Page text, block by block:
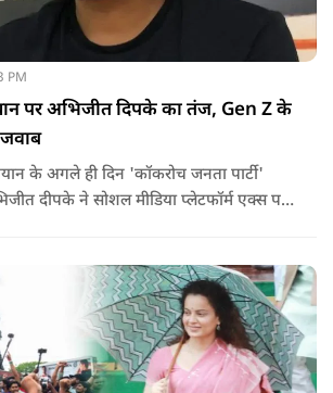
PM
पर अभिजीत दिपके का तंज, Gen Z के
दीपके ने सोशल मीडिया प्लेटफॉर्म एक्स पर